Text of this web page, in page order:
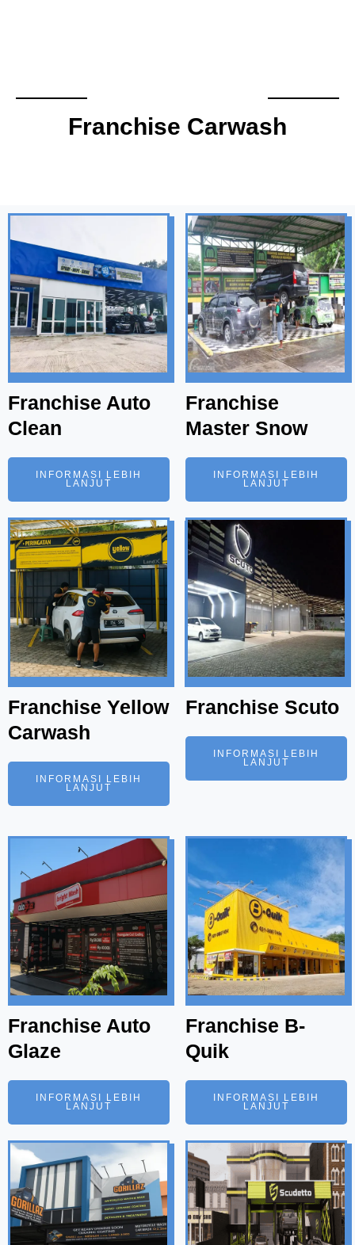
Franchise Carwash
Franchise Auto
Clean
INFORMASI LEBIH
LANJUT
Franchise
Master Snow
INFORMASI LEBIH
LANJUT
Franchise Yellow
Carwash
INFORMASI LEBIH
LANJUT
Franchise Scuto
INFORMASI LEBIH
LANJUT
Franchise Auto
Glaze
INFORMASI LEBIH
LANJUT
Franchise B-
Quik
INFORMASI LEBIH
LANJUT